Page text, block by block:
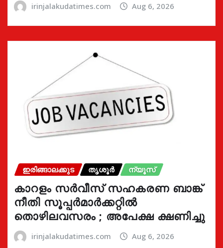
irinjalakudatimes.com Aug 6, 2026
ഇരിങ്ങാലക്കുട തൃശൂർ ന്യൂസ്
കാറളം സർവീസ് സഹകരണ ബാങ്ക്
നീതി സൂപ്പർമാർക്കറ്റിൽ
തൊഴിലവസരം ; അപേക്ഷ ക്ഷണിച്ചു
irinjalakudatimes.com Aug 6, 2026